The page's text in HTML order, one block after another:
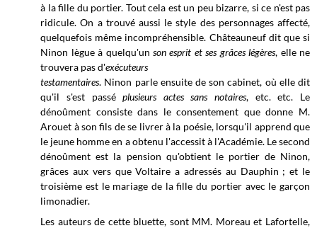
à la fille du portier. Tout cela est un peu bizarre, si ce n'est pas
ridicule. On a trouvé aussi le style des personnages affecté,
quelquefois même incompréhensible. Châteauneuf dit que si
Ninon lègue à quelqu'un son esprit et ses grâces légères, elle ne
trouvera pas d'exécuteurs
testamentaires. Ninon parle ensuite de son cabinet, où elle dit
qu'il s'est passéplusieurs actes sans notaires, etc. etc. Le
dénoûment consiste dans le consentement que donne M.
Arouet à son fils de se livrer à la poésie, lorsqu'il apprend que
le jeune homme en a obtenu l'accessit à l'Académie. Le second
dénoûment est la pension qu'obtient le portier de Ninon,
grâces aux vers que Voltaire a adressés au Dauphin ; et le
troisième est le mariage de la fille du portier avec le garçon
limonadier.
Les auteurs de cette bluette, sont MM. Moreau et Lafortelle,